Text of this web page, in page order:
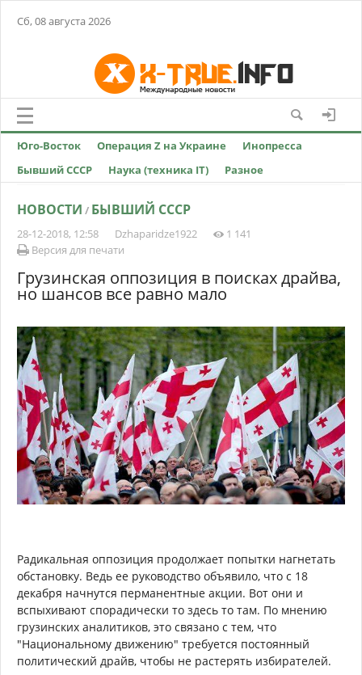
Сб, 08 августа 2026
Юго-Восток Операция Z на Украине
Инопресса
Бывший СССР
Наука (техника IT) Разное
НОВОСТИ / БЫВШИЙ СССР
28-12-2018, 12:58 Dzhaparidze1922
1 141
Версия для печати
Грузинская оппозиция в поисках драйва,
но шансов все равно мало
Радикальная оппозиция продолжает попытки нагнетать
обстановку. Ведь ее руководство объявило, что с 18
декабря начнутся перманентные акции. Вот они и
вспыхивают спорадически то здесь то там. По мнению
грузинских аналитиков, это связано с тем, что
"Национальному движению" требуется постоянный
политический драйв, чтобы не растерять избирателей.